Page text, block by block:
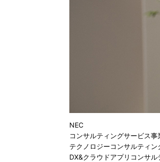
NEC
コンサルティングサービス事
テクノロジーコンサルティン
DX&クラウドアプリコンサ